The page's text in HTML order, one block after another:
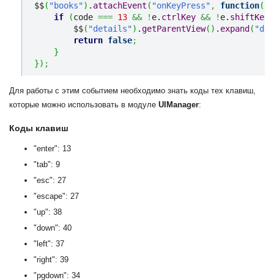
$$( "books") . attachEvent ( "onKeyPress" , function(
if
(code === 13 && ! e. ctrlKey && ! e. shiftKey
        $$
( "details") .getParentView( ) . expand (
return false;
}
}) ;
Для работы с этим событием необходимо знать коды тех клавиш,
которые можно использовать в модуле UIManager:
Коды клавиш
"enter": 13
"tab": 9
"esc": 27
"escape": 27
"up": 38
"down": 40
"left": 37
"right": 39
"pgdown": 34